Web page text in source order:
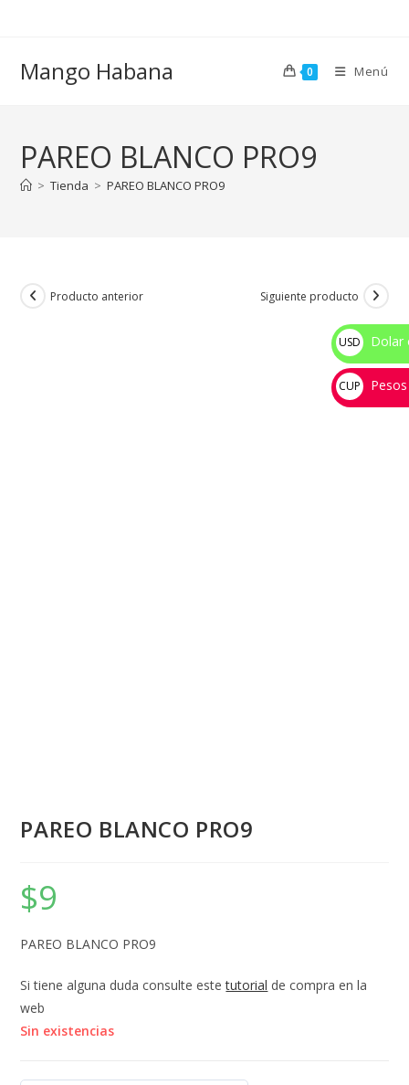
Mango Habana 0 Menú
PAREO BLANCO PRO9
> Tienda > PAREO BLANCO PRO9
Producto anterior Siguiente producto
PAREO BLANCO PRO9
$9
PAREO BLANCO PRO9
Si tiene alguna duda consulte estetutorial de compra en la
web
Sin existencias
USD
$
Dolar
CUP
💰
Pesos